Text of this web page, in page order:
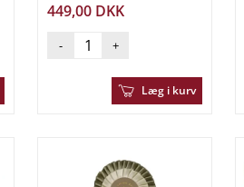
449,00 DKK
- +
Læg i kurv